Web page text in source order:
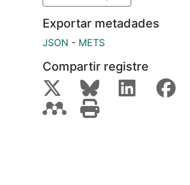
Exportar metadades
JSON - METS
Compartir registre